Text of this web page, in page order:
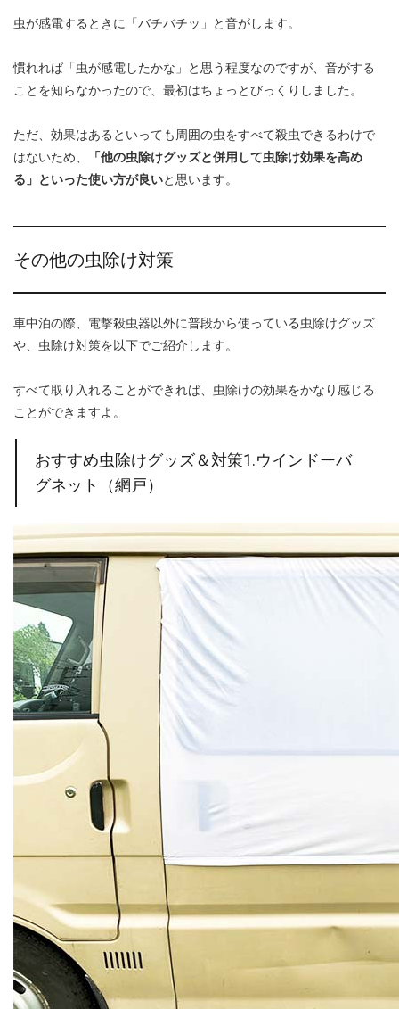
虫が感電するときに「バチバチッ」と音がします。
慣れれば「虫が感電したかな」と思う程度なのですが、音がする
ことを知らなかったので、最初はちょっとびっくりしました。
ただ、効果はあるといっても周囲の虫をすべて殺虫できるわけで
はないため、
「他の虫除けグッズと併用して虫除け効果を高め
る」といった使い方が良いと思います。
その他の虫除け対策
車中泊の際、電撃殺虫器以外に普段から使っている虫除けグッズ
や、虫除け対策を以下でご紹介します。
すべて取り入れることができれば、虫除けの効果をかなり感じる
ことができますよ。
おすすめ虫除けグッズ＆対策1.ウインドーバ
グネット（網戸）